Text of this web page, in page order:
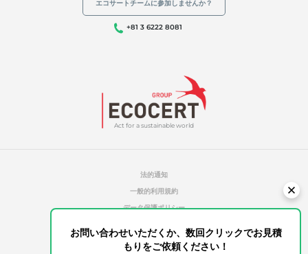
品質とフードセーフティ（日本未導入）
企業の社会的責任: CSR（日本未導入）
Act for a sustainable world
エコサートチームに参加しませんか？
+81 3 6222 8081
法的通知
一般的利用規約
データ保護ポリシー
無許可のレファレンス
お問い合わせいただくか、数回クリックでお見積
もりをご依頼ください！